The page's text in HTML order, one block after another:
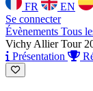
FR EN
Se connecter
Évènements Tous
Vichy Allier Tour
Présentation